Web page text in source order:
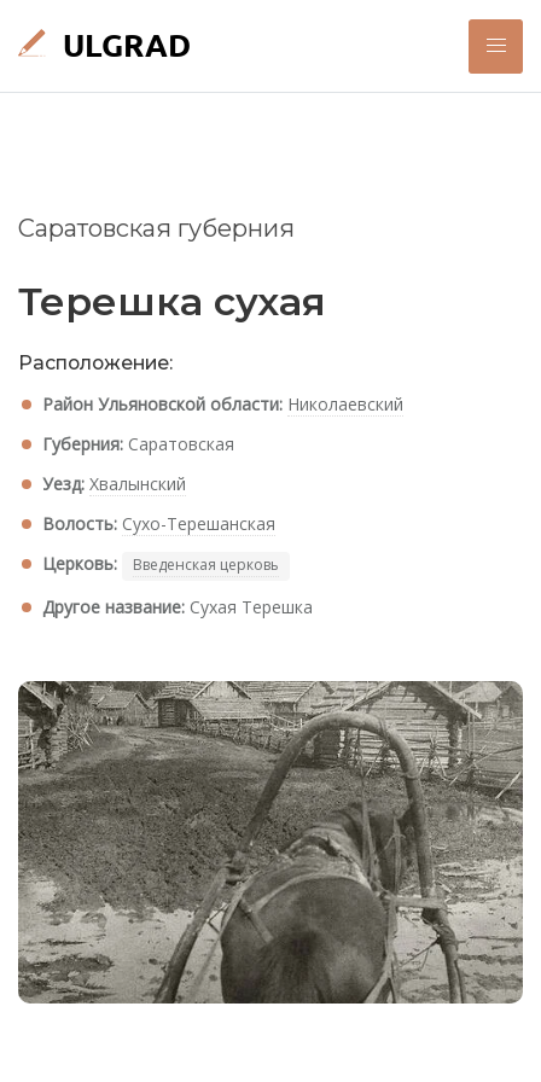
Саратовская губерния
Терешка сухая
Расположение:
Район Ульяновской области: Николаевский
Губерния: Саратовская
Уезд: Хвалынский
Волость: Сухо-Терешанская
Церковь:
Введенская церковь
Другое название: Сухая Терешка